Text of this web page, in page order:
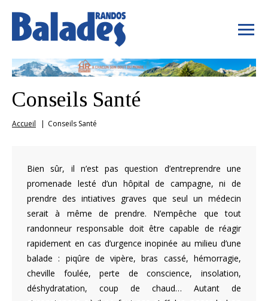
Conseils Santé
Accueil Conseils Santé
Bien sûr, il n’est pas question d’entreprendre une
promenade lesté d’un hôpital de campagne, ni de
prendre des intiatives graves que seul un médecin
serait à même de prendre. N’empêche que tout
randonneur responsable doit être capable de réagir
rapidement en cas d’urgence inopinée au milieu d’une
balade : piqûre de vipère, bras cassé, hémorragie,
cheville foulée, perte de conscience, insolation,
déshydratation, coup de chaud… Autant de